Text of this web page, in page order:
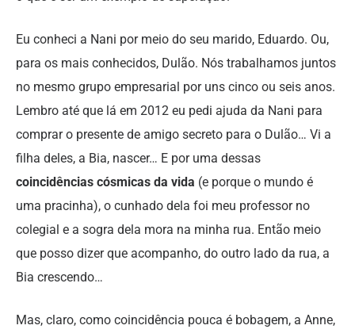
Eu conheci a Nani por meio do seu marido, Eduardo. Ou,
para os mais conhecidos, Dulão. Nós trabalhamos juntos
no mesmo grupo empresarial por uns cinco ou seis anos.
Lembro até que lá em 2012 eu pedi ajuda da Nani para
comprar o presente de amigo secreto para o Dulão… Vi a
filha deles, a Bia, nascer… E por uma dessas
coincidências cósmicas da vida (e porque o mundo é
uma pracinha), o cunhado dela foi meu professor no
colegial e a sogra dela mora na minha rua. Então meio
que posso dizer que acompanho, do outro lado da rua, a
Bia crescendo…
Mas, claro, como coincidência pouca é bobagem, a Anne,